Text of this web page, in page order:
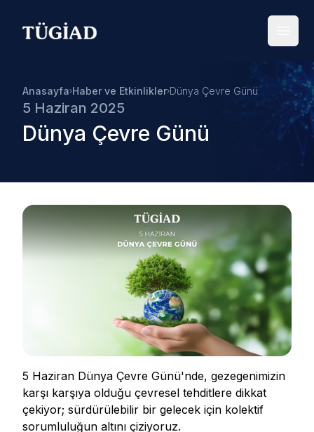
Your Company
Anasayfa Haber ve Etkinlikler Dünya Çevre Günü
5 Haziran 2025
Dünya Çevre Günü
5 Haziran Dünya Çevre Günü'nde, gezegenimizin
karşı karşıya olduğu çevresel tehditlere dikkat
çekiyor; sürdürülebilir bir gelecek için kolektif
sorumluluğun altını çiziyoruz.